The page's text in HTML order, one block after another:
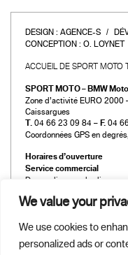
We value your
We use cookies to
personalized ads or
DESIGN : AGENCE-S
CONCEPTION : O. LOYNET
ACCUEIL DE SPORT MOTO
SPORT MOTO – BMW
Zone d’activité EURO 2000
Caissargues
T. 04 66 23 09 84 – F. 04
Coordonnées GPS en
Horaires d’ouverture
Service commercial
Du mardi au vendredi :
Le samedi :
Du mardi au vendredi :